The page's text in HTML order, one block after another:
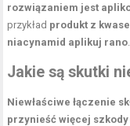
rozwiązaniem jest
przykład produkt z
niacynamid aplikuj rano
Jakie są skutki
Niewłaściwe łączenie
przynieść więcej szkody